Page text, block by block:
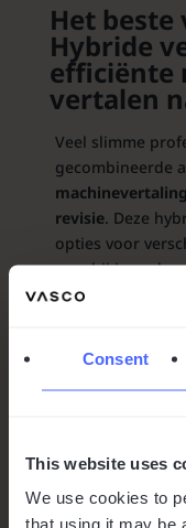
Consent
This website uses
We use cookies to
that using it may be
Het beste
Hybride
efficiënte
vertalen
Veel slimme
gecombineerde
machinevertaling
revisie. Deze
opties voor
waarbij je vaak
automatisch en
methode
en is de